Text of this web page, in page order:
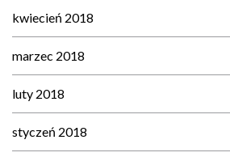
kwiecień 2018
marzec 2018
luty 2018
styczeń 2018